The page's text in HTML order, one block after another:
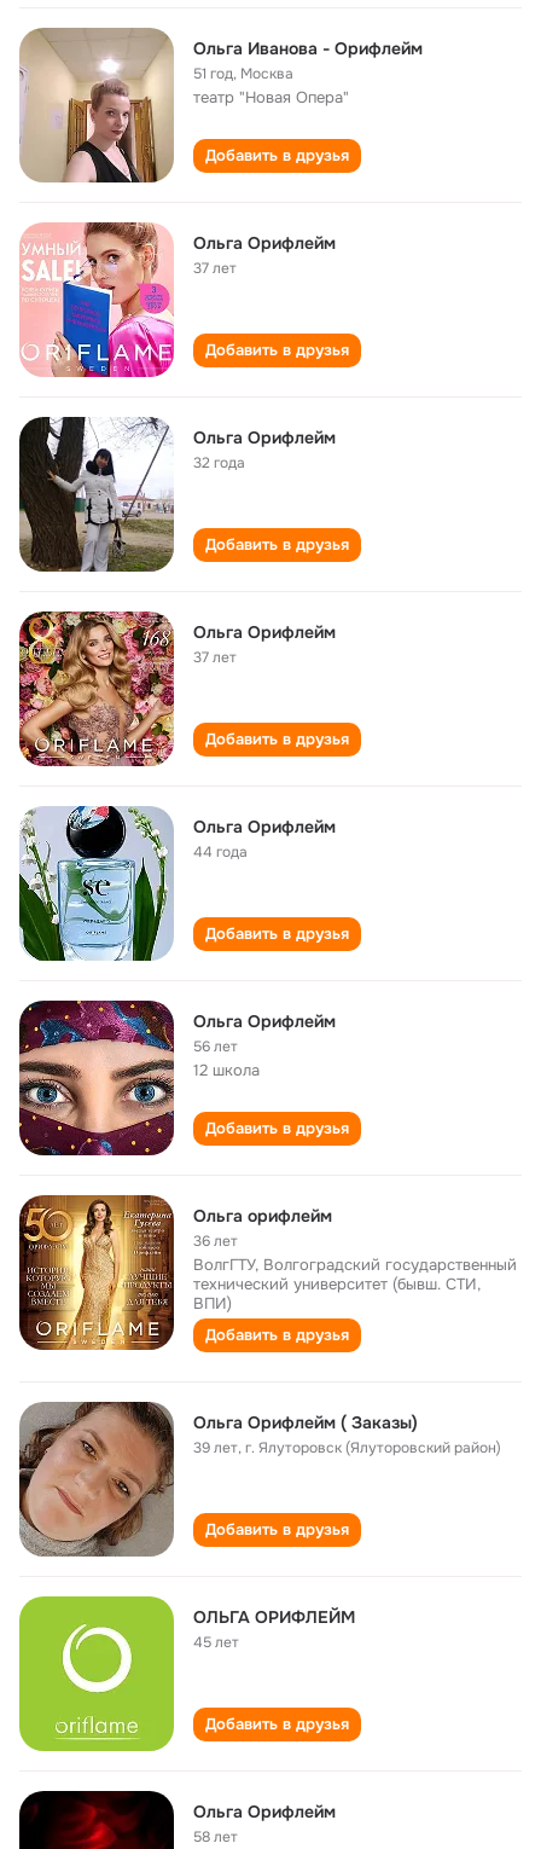
Ольга Иванова - Орифлейм
51 год, Москва
театр "Новая Опера"
Добавить в друзья
Ольга Орифлейм
37 лет
Добавить в друзья
Ольга Орифлейм
32 года
Добавить в друзья
Ольга Орифлейм
37 лет
Добавить в друзья
Ольга Орифлейм
44 года
Добавить в друзья
Ольга Орифлейм
56 лет
12 школа
Добавить в друзья
Ольга орифлейм
36 лет
ВолгГТУ, Волгоградский государственный
технический университет (бывш. СТИ,
ВПИ)
Добавить в друзья
Ольга Орифлейм ( Заказы)
39 лет,г. Ялуторовск (Ялуторовский район)
Добавить в друзья
ОЛЬГА ОРИФЛЕЙМ
45 лет
Добавить в друзья
Ольга Орифлейм
58 лет